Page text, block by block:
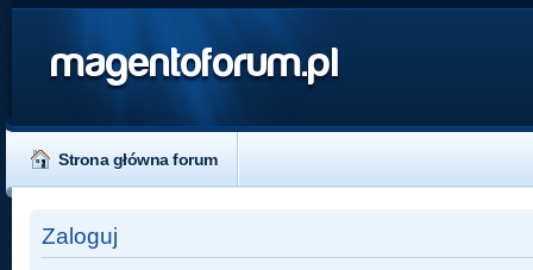
magentoforum.pl
Strona główna forum
Zaloguj